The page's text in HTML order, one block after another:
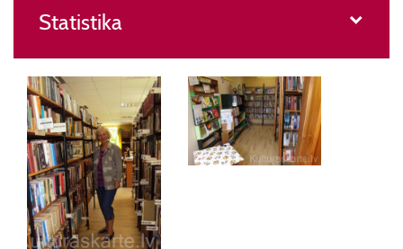
Statistika